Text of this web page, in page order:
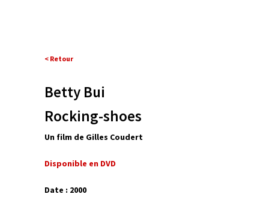
< Retour
Betty Bui
Rocking-shoes
Un film de Gilles Coudert
Disponible en DVD
Date : 2000